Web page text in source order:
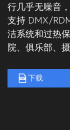
行几乎无噪音
支持 DMX/
洁系统和过热
院、俱乐部、
下载